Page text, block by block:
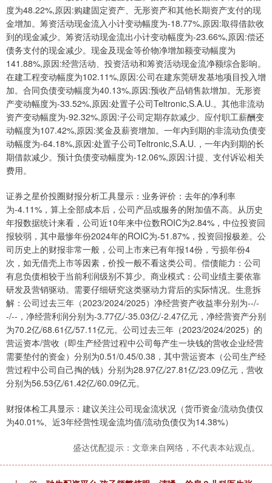
度为48.22%,原因:购建固定资产、无形资产和其他长期资产支付的现
金增加。筹资活动现金流入小计变动幅度为-18.77%,原因:取得借款收
到的现金减少。筹资活动现金流出小计变动幅度为-23.66%,原因:偿还
债务支付的现金减少。现金及现金等价物净增加额变动幅度为
141.88%,原因:经营活动、投资活动和筹资活动现金流净额综合影响。
在建工程变动幅度为102.11%,原因:公司在建东莞研发基地项目投入增
加。合同负债变动幅度为40.13%,原因:预收产品销售款增加。无形资
产变动幅度为-33.52%,原因:处置子公司Teltronic,S.A.U.。其他非流动
资产变动幅度为-92.32%,原因:子公司定期存款减少。应付职工薪酬变
动幅度为107.42%,原因:奖金及薪资增加。一年内到期的非流动负债变
动幅度为-64.18%,原因:处置子公司Teltronic,S.A.U.，一年内到期的长
期借款减少。预计负债变动幅度为-12.06%,原因:计提、支付诉讼相关
费用。
证券之星价投圈财报分析工具显示：业务评价：去年的净利率
为-4.11%，算上全部成本后，公司产品或服务的附加值不高。从历史
年报数据统计来看，公司近10年来中位数ROIC为2.84%，中位投资回
报较弱，其中最惨年份2024年的ROIC为-51.87%，投资回报极差。公
司历史上的财报非常一般，公司上市来已有年报14份，亏损年份4
次，如无借壳上市等因素，价投一般不看这类公司。偿债能力：公司
有息负债相较于当前利润级别不算少。商业模式：公司业绩主要依靠
研发及营销驱动。需要仔细研究这类驱动力背后的实际情况。生意拆
解：公司过去三年（2023/2024/2025）净经营资产收益率分别为--/-
-/--，净经营利润分别为-3.77亿/-35.03亿/-2.47亿元，净经营资产分别
为70.2亿/68.61亿/57.11亿元。公司过去三年（2023/2024/2025）的
营运资本/营收（即生产经营过程中公司每产生一块钱的营收企业经营
需要垫付的资金）分别为0.51/0.45/0.38，其中营运资本（公司生产经
营过程中公司自己掏的钱）分别为28.97亿/27.81亿/23.09亿元，营收
分别为56.53亿/61.42亿/60.09亿元。
财报体检工具显示：建议关注公司现金流状况（货币资金/流动负债仅
为40.01%、近3年经营性现金流均值/流动负债仅为14.38%）
盛达优配提示：文章来自网络，不代表本站观点。